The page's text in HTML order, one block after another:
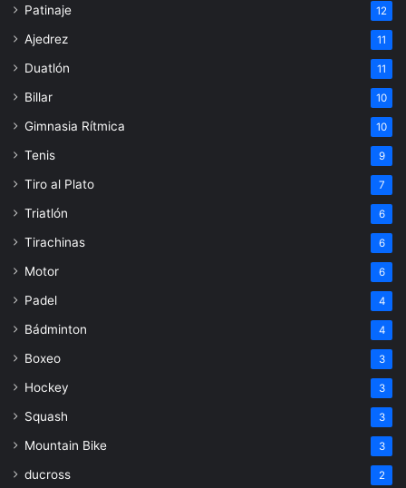
Patinaje 12
Ajedrez 11
Duatlón 11
Billar 10
Gimnasia Rítmica 10
Tenis 9
Tiro al Plato 7
Triatlón 6
Tirachinas 6
Motor 6
Padel 4
Bádminton 4
Boxeo 3
Hockey 3
Squash 3
Mountain Bike 3
ducross 2